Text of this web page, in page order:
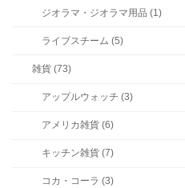
ジオラマ・ジオラマ用品 (1)
ライブスチーム (5)
雑貨 (73)
アップルウォッチ (3)
アメリカ雑貨 (6)
キッチン雑貨 (7)
コカ・コーラ (3)